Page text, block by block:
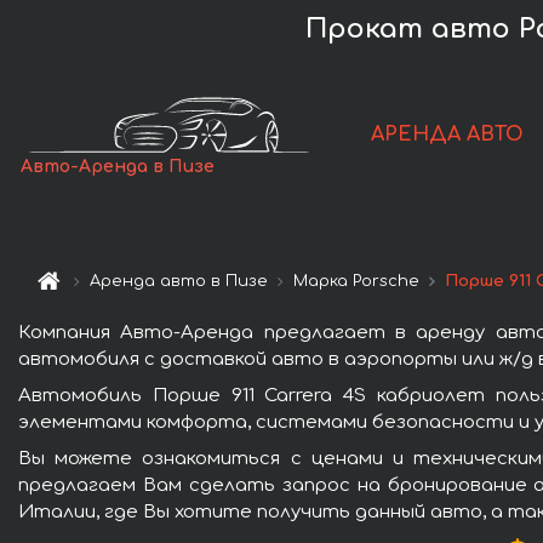
Прокат авто
Авто-Аренда в Пизе
АРЕНДА АВТО
Аренда авто в Пизе Марка Porsche Порше 911
Компания Авто-Аренда предлагает в аренду
автомобиля с доставкой авто в аэропорты или ж/д
Автомобиль Порше 911 Carrera 4S кабриолет
элементами комфорта, системами безопасности и
Вы можете ознакомиться с ценами и
предлагаем Вам сделать запрос на
Италии, где Вы хотите получить данный авто, а